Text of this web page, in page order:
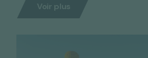
Voir plus